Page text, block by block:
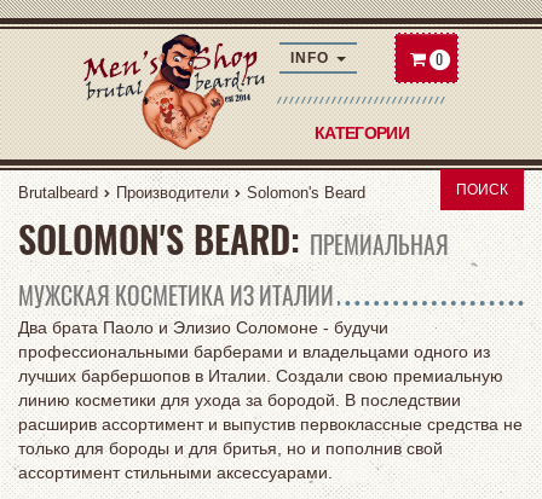
INFO
КАТЕГОРИИ
0
ПОИСК
Brutalbeard Производители Solomon's Beard
SOLOMON'S BEARD: ПРЕМИАЛЬНАЯ
МУЖСКАЯ КОСМЕТИКА ИЗ ИТАЛИИ
Два брата Паоло и Элизио Соломоне - будучи
профессиональными барберами и владельцами одного из
лучших барбершопов в Италии. Создали свою премиальную
линию косметики для ухода за бородой. В последствии
расширив ассортимент и выпустив первоклассные средства не
только для бороды и для бритья, но и пополнив свой
ассортимент стильными аксессуарами.